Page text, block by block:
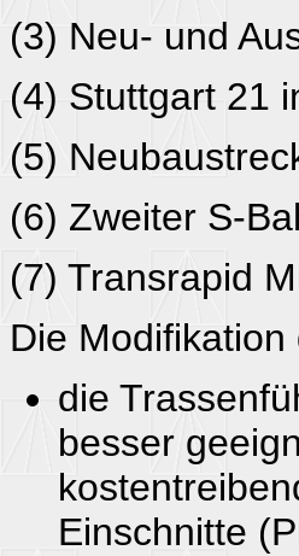
(3) Neu- und
(4) Stuttgart 21
(5)
(6) Zweiter S-
(7) Transrapid
Die
die
besser
Einschnitte